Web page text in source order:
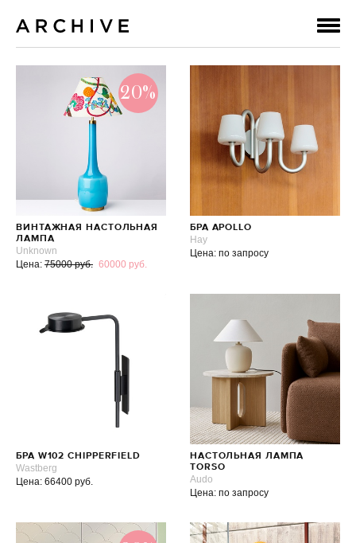
20%
ВИНТАЖНАЯ НАСТОЛЬНАЯ
ЛАМПА
Unknown
Цена: 75000 руб. 60000 руб.
БРА APOLLO
Hay
Цена: по запросу
БРА W102 CHIPPERFIELD
Wastberg
Цена: 66400 руб.
НАСТОЛЬНАЯ ЛАМПА
TORSO
Audo
Цена: по запросу